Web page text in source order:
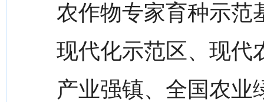
农作物专家育种示范
现代化示范区、现代
产业强镇、全国农业